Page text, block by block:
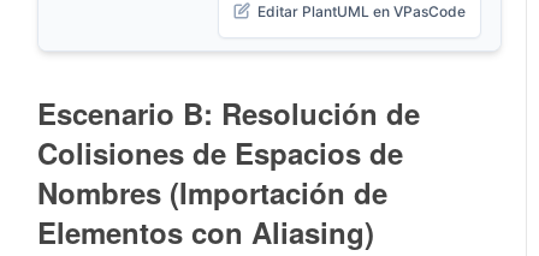
Editar PlantUML en VPasCode
Escenario B: Resolución de
Colisiones de Espacios de
Nombres (Importación de
Elementos con Aliasing)